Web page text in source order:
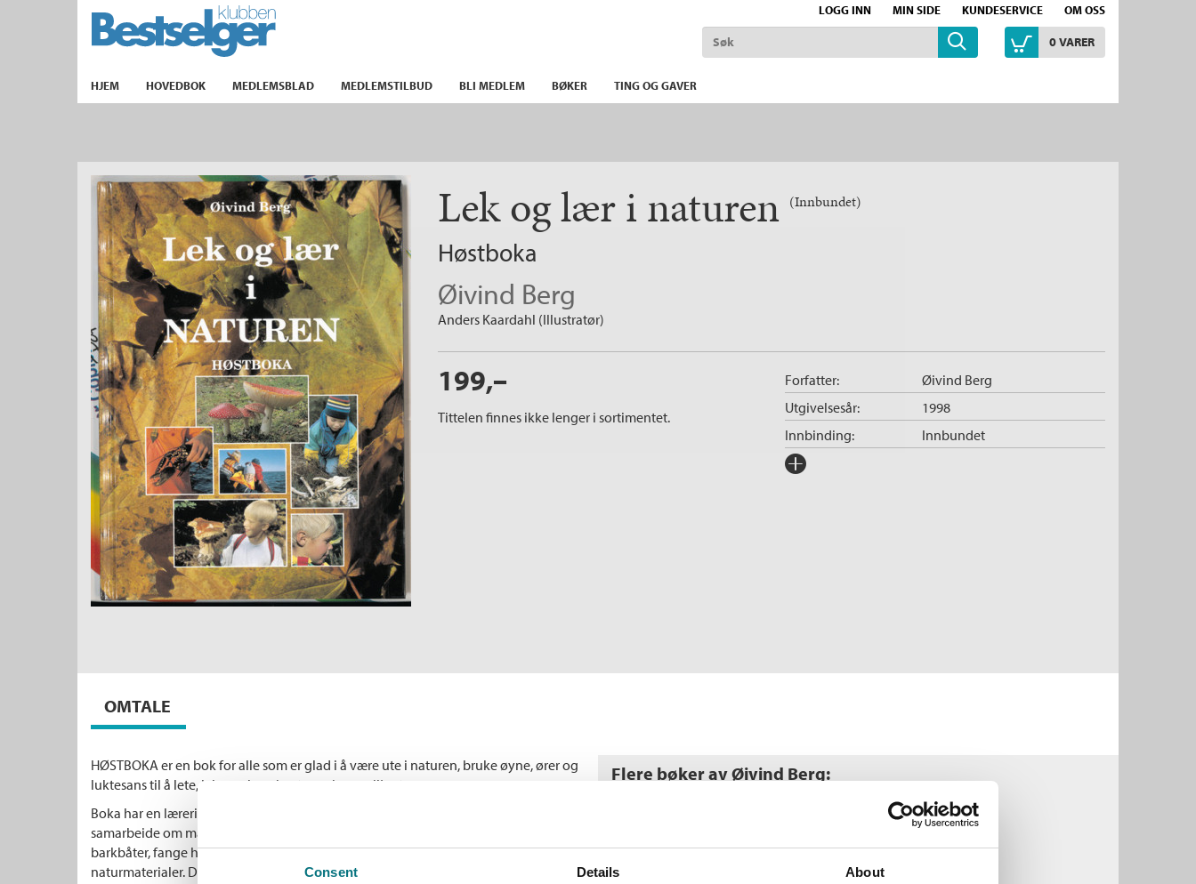
Consent Details About
LOGG INN MIN SIDE KUNDESERVICE OM OSS
TIL FORSIDEN
0VARER
HJEM HOVEDBOK MEDLEMSBLAD MEDLEMSTILBUD BLI MEDLEM BØKER TING OG GAVER
Lek og lær i naturen (Innbundet)
Høstboka
Øivind Berg
Anders Kaardahl (Illustratør)
199,–
Tittelen finnes ikke lenger i sortimentet.
Forfatter: Øivind Berg
Innbinding: Innbundet
Utgivelsesår: 1998
Forlag:
OMTALE
HØSTBOKA er en bok for alle som er glad i å være ute i naturen, bruke øyne, ører og
luktesans til å lete, leke og lære i naturen i nærmiljøet.
Boka har en lærerik faktadel og en morsom aktivitetsdel hvor barn og voksne kan
samarbeide om mange spennende aktiviteter ute og inne. Her lærer du å lage
barkbåter, fange hummer og krabber, lage smykker og figurer av nøtter og andre
naturmaterialer. Du lærer til og med å bli sporfinner.
Flere bøker av Øivind Berg:
Øivind BergogLars Monsen